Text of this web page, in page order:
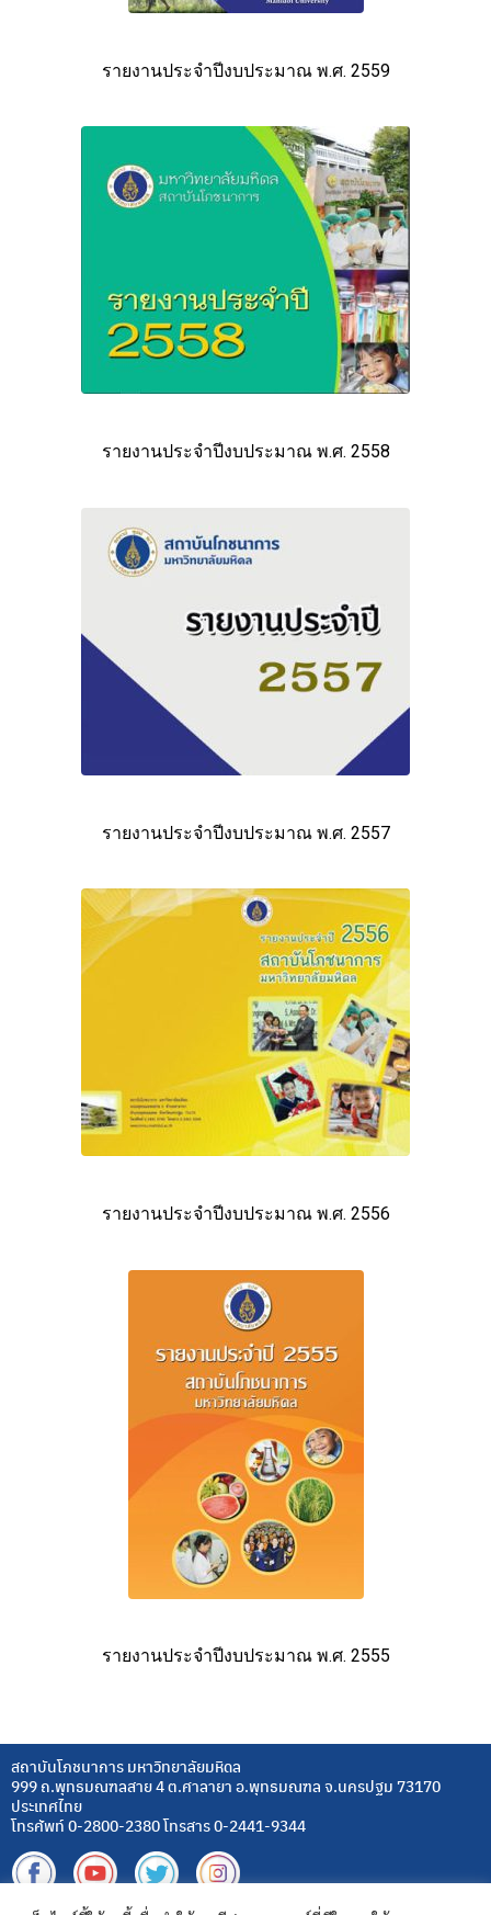
รายงานประจำปีงบประมาณ พ.ศ. 2559
รายงานประจำปีงบประมาณ พ.ศ. 2558
รายงานประจำปีงบประมาณ พ.ศ. 2557
รายงานประจำปีงบประมาณ พ.ศ. 2556
รายงานประจำปีงบประมาณ พ.ศ. 2555
สถาบันโภชนาการ มหาวิทยาลัยมหิดล
999 ถ.พุทธมณฑลสาย 4 ต.ศาลายา อ.พุทธมณฑล จ.นครปฐม 73170
ประเทศไทย
โทรศัพท์ 0-2800-2380 โทรสาร 0-2441-9344